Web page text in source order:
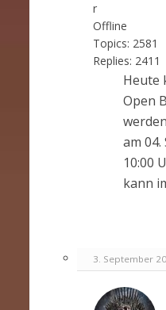
r
Offline
Topics: 2581
Replies: 2411
Heute
Open
am
10:00
kann
3. September